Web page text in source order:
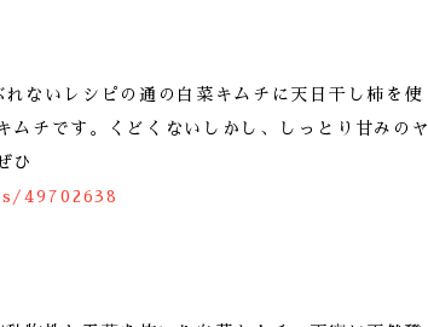
ないレシピの通の白菜キムチに天日干し柿を使
ムチです。くどくないしかし、しっとり甘みのヤ
ひ
49702638